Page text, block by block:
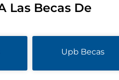
Las Becas De
Upb Becas